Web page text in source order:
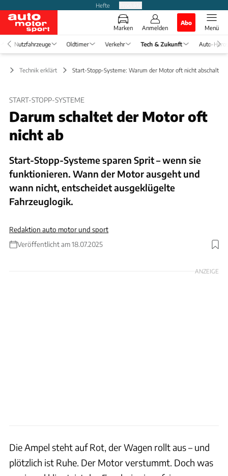
Hefte
Marken Anmelden
Abo
Menü
Nutzfahrzeuge Oldtimer Verkehr Tech & Zukunft Auto-
Technik erklärt Start-Stopp-Systeme: Warum der Motor oft nicht abschaltet
START-STOPP-SYSTEME
Darum schaltet der Motor oft
nicht ab
Start-Stopp-Systeme sparen Sprit – wenn sie
funktionieren. Wann der Motor ausgeht und
wann nicht, entscheidet ausgeklügelte
Fahrzeuglogik.
Redaktion auto motor und sport
Veröffentlicht am 18.07.2025
ANZEIGE
Die Ampel steht auf Rot, der Wagen rollt aus – und
plötzlich ist Ruhe. Der Motor verstummt. Doch was